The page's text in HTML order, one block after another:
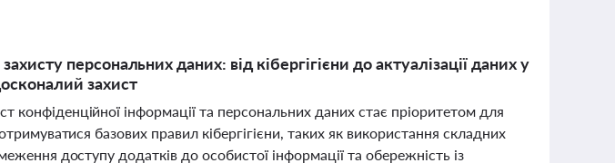
персональних даних: від кібергігієни до актуалізації даних у
захист
інформації та персональних даних стає пріоритетом для
базових правил кібергігієни, таких як використання складних
доступу додатків до особистої інформації та обережність із